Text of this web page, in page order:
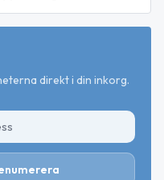
direkt i din inkorg.